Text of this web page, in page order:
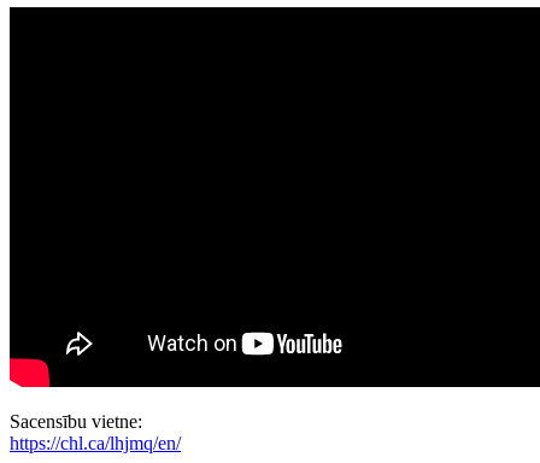
Sacensību vietne:
https://chl.ca/lhjmq/en/